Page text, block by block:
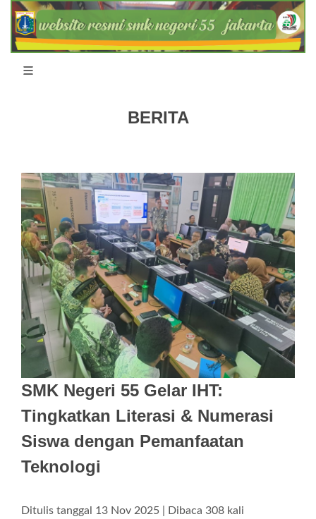
BERITA
SMK Negeri 55 Gelar IHT:
Tingkatkan Literasi & Numerasi
Siswa dengan Pemanfaatan
Teknologi
Ditulis tanggal 13 Nov 2025 | Dibaca 308 kali